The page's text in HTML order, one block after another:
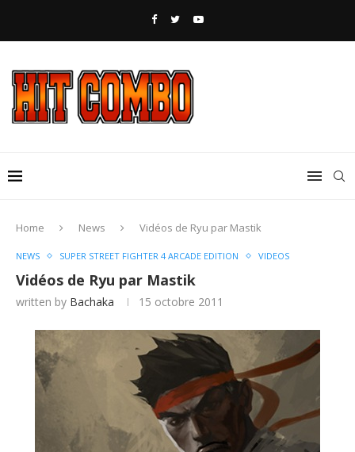
Home News Vidéos de Ryu par Mastik
NEWS SUPER STREET FIGHTER 4 ARCADE EDITION VIDEOS
Vidéos de Ryu par Mastik
written by Bachaka 15 octobre 2011